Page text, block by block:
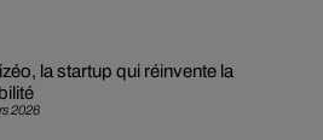
2026
la startup qui réinvente la